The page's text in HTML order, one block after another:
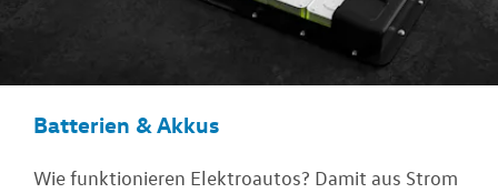
Batterien & Akkus
Wie funktionieren Elektroautos? Damit aus Strom